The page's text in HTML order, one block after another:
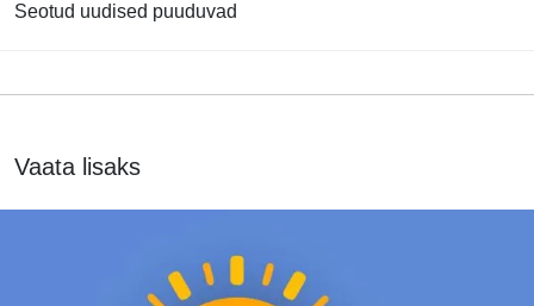
Seotud uudised puuduvad
Vaata lisaks